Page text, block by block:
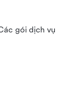
gói dịch vụ